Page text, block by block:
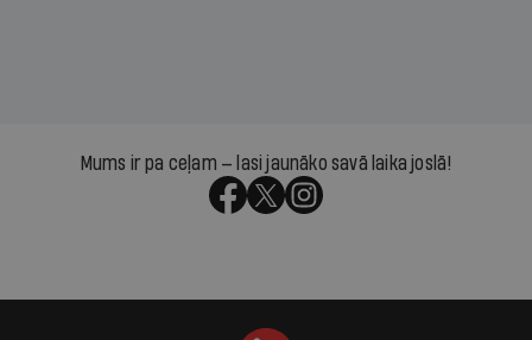
Mums ir pa ceļam — lasi jaunāko savā laika joslā!